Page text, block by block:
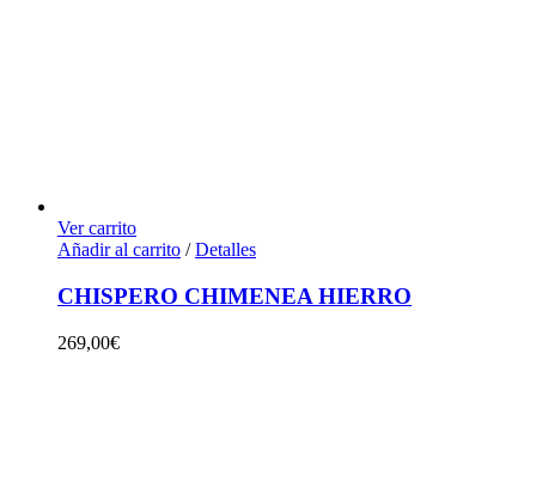
Ver carrito
Añadir al carrito / Detalles
CHISPERO CHIMENEA HIERRO
269,00€